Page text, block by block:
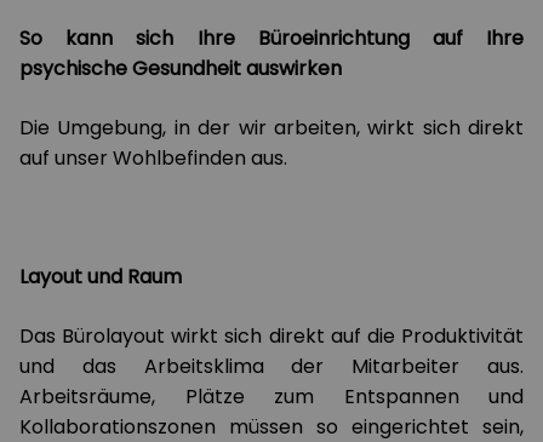
So kann sich Ihre Büroeinrichtung auf Ihre
psychische Gesundheit auswirken
Die Umgebung, in der wir arbeiten, wirkt sich direkt
auf unser Wohlbefinden aus.
Layout und Raum
Das Bürolayout wirkt sich direkt auf die Produktivität
und das Arbeitsklima der Mitarbeiter aus.
Arbeitsräume, Plätze zum Entspannen und
Kollaborationszonen müssen so eingerichtet sein,